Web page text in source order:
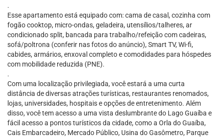
.
Esse apartamento está equipado com: cama de casal, cozinha com
fogão cooktop, micro-ondas, geladeira, utensílios/talheres, ar
condicionado split, bancada para trabalho/refeição com cadeiras,
sofá/poltrona (conferir nas fotos do anúncio), Smart TV, Wi-fi,
cabides, armários, enxoval completo e comodidades para hóspedes
com mobilidade reduzida (PNE).
.
Com uma localização privilegiada, você estará a uma curta
distância de diversas atrações turísticas, restaurantes renomados,
lojas, universidades, hospitais e opções de entretenimento. Além
disso, você tem acesso a uma vista deslumbrante do Lago Guaíba e
fácil acesso a pontos turísticos da cidade, como a Orla do Guaíba,
Cais Embarcadeiro, Mercado Público, Usina do Gasômetro, Parque